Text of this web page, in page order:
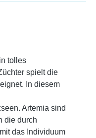
tolles
spielt die
In diesem
Artemia sind
die durch
das Individuum